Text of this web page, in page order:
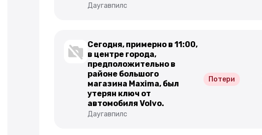
Даугавпилс
Сегодня, примерно в 11:00,
в центре города,
предположительно в
районе большого
магазина Maxima, был
утерян ключ от
автомобиля Volvo.
Даугавпилс
Потери